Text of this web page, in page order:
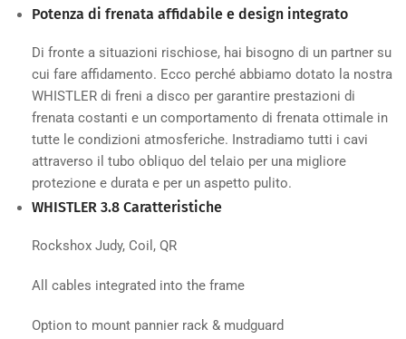
Potenza di frenata affidabile e design integrato
Di fronte a situazioni rischiose, hai bisogno di un partner su
cui fare affidamento. Ecco perché abbiamo dotato la nostra
WHISTLER di freni a disco per garantire prestazioni di
frenata costanti e un comportamento di frenata ottimale in
tutte le condizioni atmosferiche. Instradiamo tutti i cavi
attraverso il tubo obliquo del telaio per una migliore
protezione e durata e per un aspetto pulito.
WHISTLER 3.8 Caratteristiche
Rockshox Judy, Coil, QR
All cables integrated into the frame
Option to mount pannier rack & mudguard